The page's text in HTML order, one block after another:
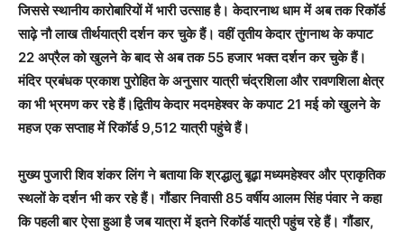
जिससे स्थानीय कारोबारियों में भारी उत्साह है। केदारनाथ धाम में अब तक रिकॉर्ड
साढ़े नौ लाख तीर्थयात्री दर्शन कर चुके हैं। वहीं तृतीय केदार तुंगनाथ के कपाट
22 अप्रैल को खुलने के बाद से अब तक 55 हजार भक्त दर्शन कर चुके हैं।
मंदिर प्रबंधक प्रकाश पुरोहित के अनुसार यात्री चंद्रशिला और रावणशिला क्षेत्र
का भी भ्रमण कर रहे हैं।द्वितीय केदार मदमहेश्वर के कपाट 21 मई को खुलने के
महज एक सप्ताह में रिकॉर्ड 9,512 यात्री पहुंचे हैं।
मुख्य पुजारी शिव शंकर लिंग ने बताया कि श्रद्धालु बूढ़ा मध्यमहेश्वर और प्राकृतिक
स्थलों के दर्शन भी कर रहे हैं। गौंडार निवासी 85 वर्षीय आलम सिंह पंवार ने कहा
कि पहली बार ऐसा हुआ है जब यात्रा में इतने रिकॉर्ड यात्री पहुंच रहे हैं। गौंडार,